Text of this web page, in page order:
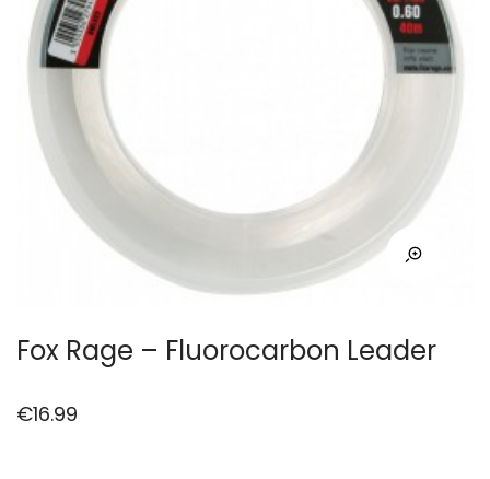
Fox Rage – Fluorocarbon Leader
€16.99